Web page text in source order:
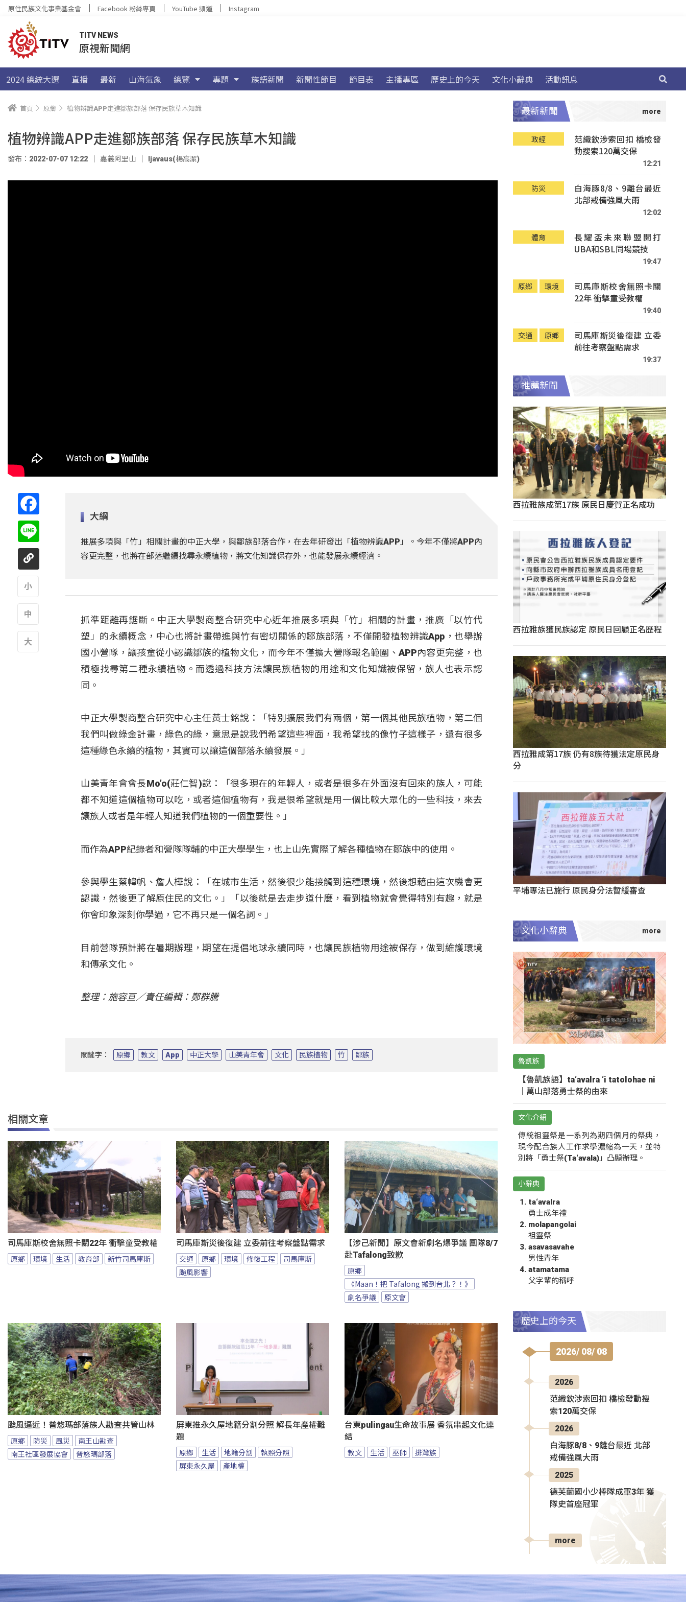
原住民族文化事業基金會 Facebook 粉絲專頁 YouTube 頻道 Instagram
TITV NEWS
原視新聞網
2024 總統大選 直播 最新 山海氣象 總覽 專題 族語新聞 新聞性節目 節目表 主播專區 歷史上的今天 文化小辭典 活動訊息
首頁 原鄉 植物辨識APP走進鄒族部落 保存民族草木知識
植物辨識APP走進鄒族部落 保存民族草木知識
發布：2022-07-07 12:22 嘉義阿里山 ljavaus(楊高潔)
大綱
推展多項與「竹」相關計畫的中正大學，與鄒族部落合作，在去年研發出「植物辨識APP」。今年不僅將APP內
容更完整，也將在部落繼續找尋永續植物，將文化知識保存外，也能發展永續經濟。
抓準距離再鋸斷。中正大學製商整合研究中心近年推展多項與「竹」相關的計畫，推廣「以竹代
塑」的永續概念，中心也將計畫帶進與竹有密切關係的鄒族部落，不僅開發植物辨識App，也舉辦
國小營隊，讓孩童從小認識鄒族的植物文化，而今年不僅擴大營隊報名範圍、APP內容更完整，也
積極找尋第二種永續植物。而透過科技方法讓民族植物的用途和文化知識被保留，族人也表示認
同。
中正大學製商整合研究中心主任黃士銘說：「特別擴展我們有兩個，第一個其他民族植物，第二個
我們叫做綠金計畫，綠色的綠，意思是說我們希望這些裡面，我希望找的像竹子這樣子，還有很多
這種綠色永續的植物，其實可以讓這個部落永續發展。」
山美青年會會長Mo’o(莊仁智)說：「很多現在的年輕人，或者是很多在外面沒有回來的族人，可能
都不知道這個植物可以吃，或者這個植物有，我是很希望就是用一個比較大眾化的一些科技，來去
讓族人或者是年輕人知道我們植物的一個重要性。」
而作為APP紀錄者和營隊隊輔的中正大學學生，也上山先實際了解各種植物在鄒族中的使用。
參與學生蔡幃帆、詹人樺說：「在城市生活，然後很少能接觸到這種環境，然後想藉由這次機會更
認識，然後更了解原住民的文化。」「以後就是去走步道什麼，看到植物就會覺得特別有趣，就是
你會印象深刻你學過，它不再只是一個名詞。」
目前營隊預計將在暑期辦理，期望在提倡地球永續同時，也讓民族植物用途被保存，做到維護環境
和傳承文化。
整理：施容亘／責任編輯：鄭群騰
關鍵字： 原鄉 教文 App 中正大學 山美青年會 文化 民族植物 竹 鄒族
相關文章
司馬庫斯校舍無照卡關22年 衝擊童受教權
原鄉 環境 生活 教育部 新竹司馬庫斯
司馬庫斯災後復建 立委前往考察盤點需求
交通 原鄉 環境 修復工程
司馬庫斯
颱風影響
【涉己新聞】原文會新劇名爆爭議 團隊8/7
赴Tafalong致歉
原鄉
《Maan！把 Tafalong 搬到台北？！》
劇名爭議
原文會
颱風逼近！普悠瑪部落族人勘查共管山林
原鄉 防災 風災
南王山勘查
南王社區發展協會
普悠瑪部落
屏東推永久屋地籍分割分照 解長年產權難
題
原鄉 生活 地籍分割
執照分照
屏東永久屋
產地權
台東pulingau生命故事展 香氛串起文化連
結
教文 生活 巫師 排灣族
最新新聞
政經
范織欽涉索回扣 橋檢發
動搜索120萬交保
12:21
防災
白海豚8/8、9離台最近
北部戒備強風大雨
12:02
體育
長耀盃未來聯盟開打
UBA和SBL同場競技
19:47
原鄉 環境
司馬庫斯校舍無照卡關
22年 衝擊童受教權
19:40
交通 原鄉
司馬庫斯災後復建 立委
前往考察盤點需求
19:37
推薦新聞
西拉雅族成第17族 原民日慶賀正名成功
西拉雅族獲民族認定 原民日回顧正名歷程
西拉雅成第17族 仍有8族待獲法定原民身
分
平埔專法已施行 原民身分法暫緩審查
文化小辭典
魯凱族
【魯凱族語】ta‘avalra ‘i tatolohae ni
｜萬山部落勇士祭的由來
文化介紹
傳統祖靈祭是一系列為期四個月的祭典，
現今配合族人工作求學濃縮為一天，並特
別將「勇士祭(Ta‘avala)」凸顯辦理。
小辭典
ta‘avalra
勇士成年禮
molapangolai
祖靈祭
asavasavahe
男性青年
atamatama
父字輩的稱呼
歷史上的今天
2026/ 08/ 08
2026
范織欽涉索回扣 橋檢發動搜
索120萬交保
2026
白海豚8/8、9離台最近 北部
戒備強風大雨
2025
德芙蘭國小少棒隊成軍3年 獲
隊史首座冠軍
more